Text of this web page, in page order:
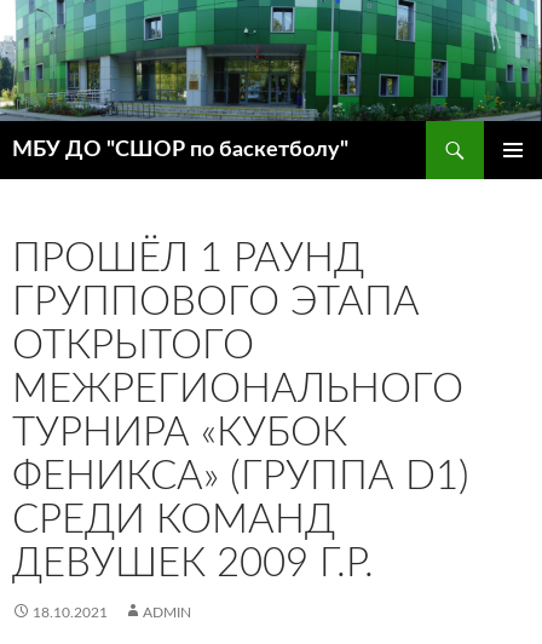
МБУ ДО "СШОР по баскетболу"
ПРОШЁЛ 1 РАУНД
ГРУППОВОГО ЭТАПА
ОТКРЫТОГО
МЕЖРЕГИОНАЛЬНОГО
ТУРНИРА «КУБОК
ФЕНИКСА» (ГРУППА D1)
СРЕДИ КОМАНД
ДЕВУШЕК 2009 Г.Р.
18.10.2021 ADMIN